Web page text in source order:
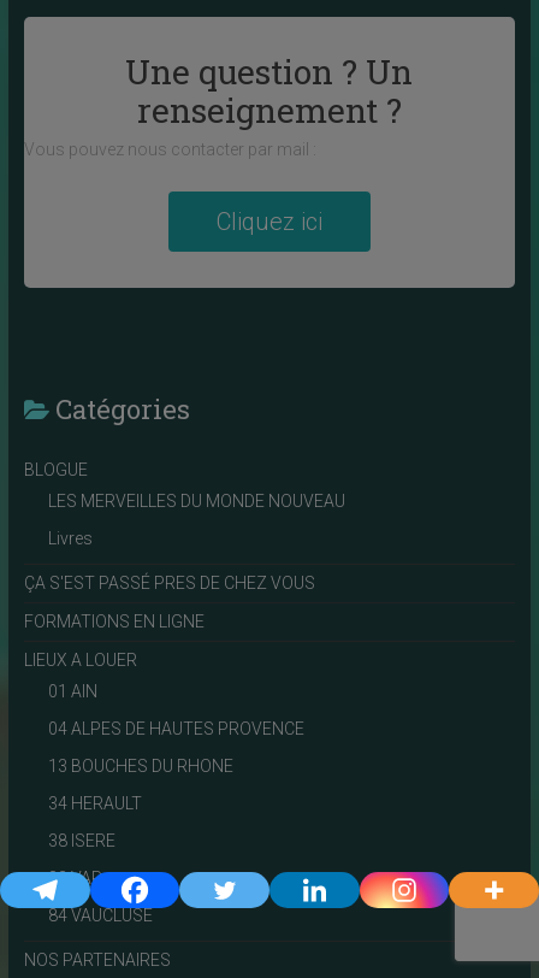
Une question ? Un
renseignement ?
Vous pouvez nous contacter par mail :
Cliquez ici
Catégories
BLOGUE
LES MERVEILLES DU MONDE NOUVEAU
Livres
ÇA S'EST PASSÉ PRES DE CHEZ VOUS
FORMATIONS EN LIGNE
LIEUX A LOUER
01 AIN
04 ALPES DE HAUTES PROVENCE
13 BOUCHES DU RHONE
34 HERAULT
38 ISERE
83 VAR
84 VAUCLUSE
NOS PARTENAIRES